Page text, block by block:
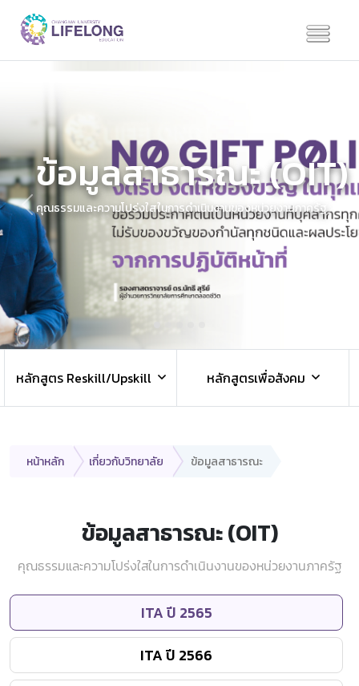
ข้อมูลสาธารณะ (OIT)
คุณธรรมและความโปร่งใสในการดำเนินงานของหน่วยงานภาครัฐ
Previous Next
หลักสูตร Reskill/Upskill หลักสูตรเพื่อสังคม
หน้าหลัก เกี่ยวกับวิทยาลัย ข้อมูลสาธารณะ
ข้อมูลสาธารณะ (OIT)
คุณธรรมและความโปร่งใสในการดำเนินงานของหน่วยงานภาครัฐ
ITA ปี 2565
ITA ปี 2566